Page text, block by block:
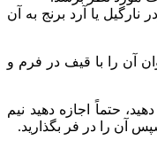
نارگيل یا آرد برنج به آن
آن را با قیف در فرم و
حتماً اجازه دهید نیم
آن را در فر بگذارید.